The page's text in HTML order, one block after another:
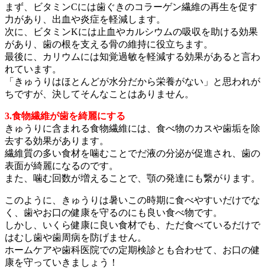
まず、ビタミンCには歯ぐきのコラーゲン繊維の再生を促す
力があり、出血や炎症を軽減します。
次に、ビタミンKには止血やカルシウムの吸収を助ける効果
があり、歯の根を支える骨の維持に役立ちます。
最後に、カリウムには知覚過敏を軽減する効果があると言わ
れています。
「きゅうりはほとんどが水分だから栄養がない」と思われが
ちですが、決してそんなことはありません。
3.食物繊維が歯を綺麗にする
きゅうりに含まれる食物繊維には、食べ物のカスや歯垢を除
去する効果があります。
繊維質の多い食材を噛むことでだ液の分泌が促進され、歯の
表面が綺麗になるのです。
また、噛む回数が増えることで、顎の発達にも繋がります。
このように、きゅうりは暑いこの時期に食べやすいだけでな
く、歯やお口の健康を守るのにも良い食べ物です。
しかし、いくら健康に良い食材でも、ただ食べているだけで
はむし歯や歯周病を防げません。
ホームケアや歯科医院での定期検診とも合わせて、お口の健
康を守っていきましょう！